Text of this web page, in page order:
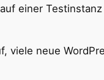
einer
viele neue